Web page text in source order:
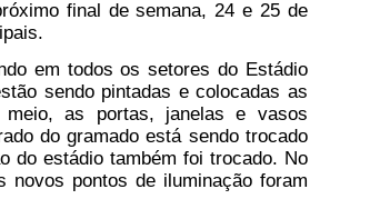
final de semana, 24 e 25 de
em todos os setores do Estádio
sendo pintadas e colocadas as
as portas, janelas e vasos
do gramado está sendo trocado
do estádio também foi trocado. No
novos pontos de iluminação foram